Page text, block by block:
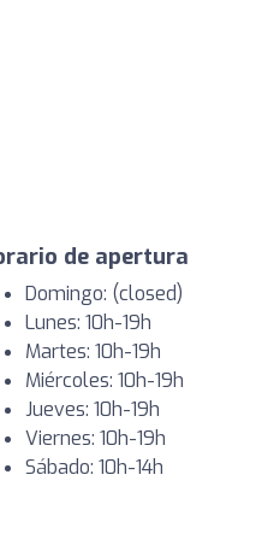
de apertura
Domingo: (closed)
Lunes: 10h-19h
Martes: 10h-19h
Miércoles: 10h-19h
Jueves: 10h-19h
Viernes: 10h-19h
Sábado: 10h-14h